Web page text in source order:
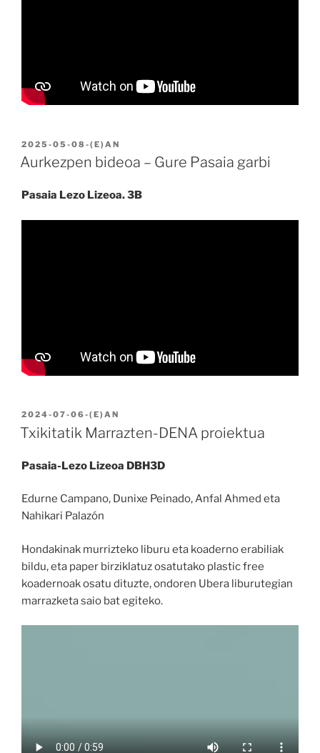
2025-05-08-(E)AN
Aurkezpen bideoa – Gure Pasaia garbi
Pasaia Lezo Lizeoa. 3B
2024-07-06-(E)AN
Txikitatik Marrazten-DENA proiektua
Pasaia-Lezo Lizeoa DBH3D
Edurne Campano, Dunixe Peinado, Anfal Ahmed eta
Nahikari Palazón
Hondakinak murrizteko liburu eta koaderno erabiliak
bildu, eta paper birziklatuz osatutako plastic free
koadernoak osatu dituzte, ondoren Ubera liburutegian
marrazketa saio bat egiteko.